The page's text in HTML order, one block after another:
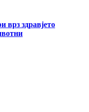
врз здравјето